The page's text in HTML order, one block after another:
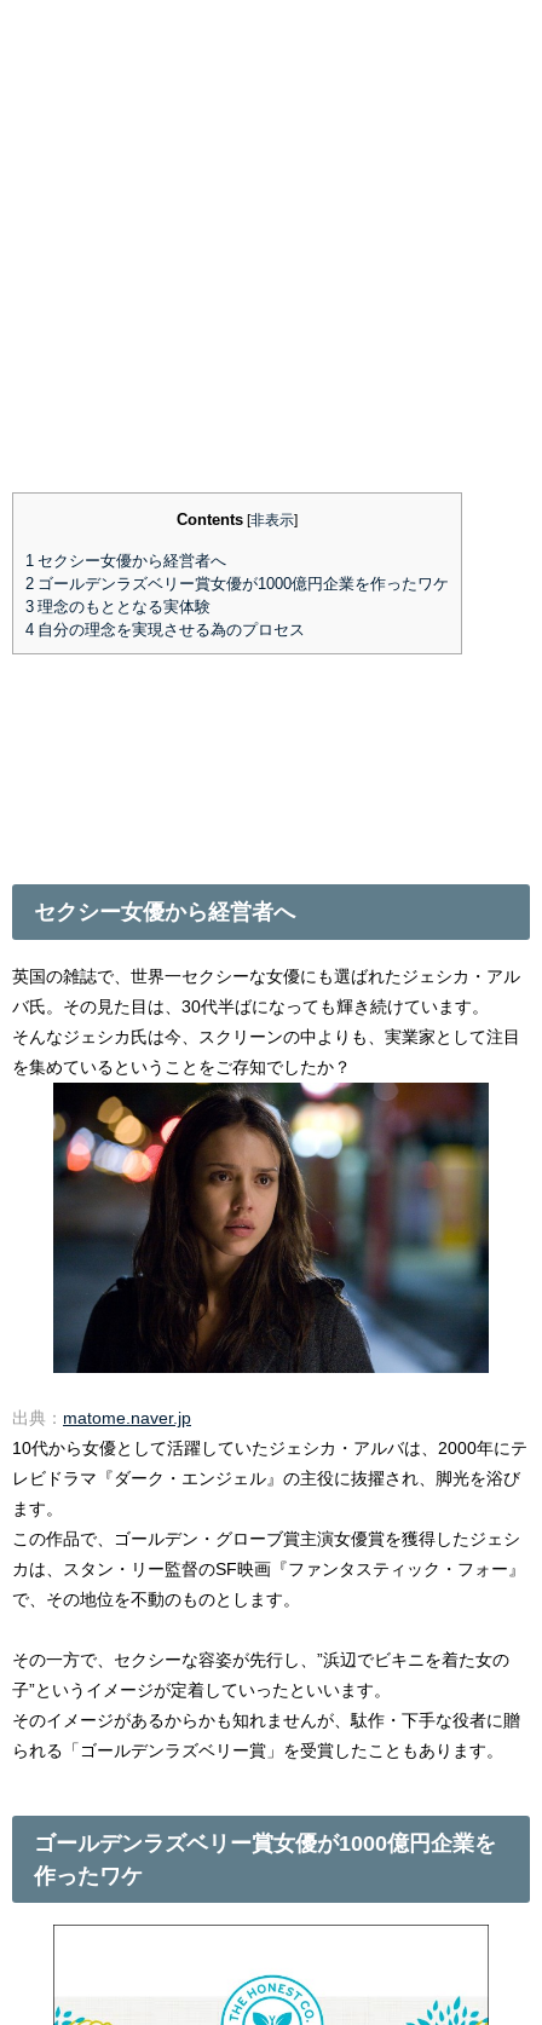
Contents [非表示]
1
セクシー女優から経営者へ
2 ゴールデンラズベリー賞女優が1000億円企業を作ったワケ
3 理念のもととなる実体験
4 自分の理念を実現させる為のプロセス
セクシー女優から経営者へ
英国の雑誌で、世界一セクシーな女優にも選ばれたジェシカ・アル
バ氏。その見た目は、30代半ばになっても輝き続けています。
そんなジェシカ氏は今、スクリーンの中よりも、実業家として注目
を集めているということをご存知でしたか？
出典： matome.naver.jp
10代から女優として活躍していたジェシカ・アルバは、2000年にテ
レビドラマ『ダーク・エンジェル』の主役に抜擢され、脚光を浴び
ます。
この作品で、ゴールデン・グローブ賞主演女優賞を獲得したジェシ
カは、スタン・リー監督のSF映画『ファンタスティック・フォー』
で、その地位を不動のものとします。
その一方で、セクシーな容姿が先行し、”浜辺でビキニを着た女の
子”というイメージが定着していったといいます。
そのイメージがあるからかも知れませんが、駄作・下手な役者に贈
られる「ゴールデンラズベリー賞」を受賞したこともあります。
ゴールデンラズベリー賞女優が1000億円企業を
作ったワケ